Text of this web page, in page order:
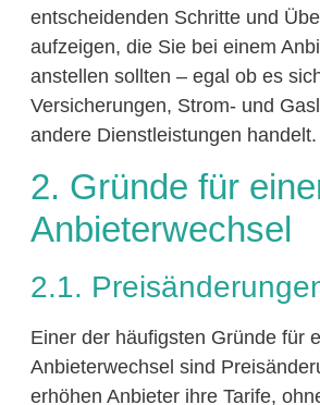
entscheidenden Schritte und
aufzeigen, die Sie bei einem
anstellen sollten – egal ob es
Versicherungen, Strom- und
andere Dienstleistungen handelt.
2. Gründe für
Anbieterwechsel
2.1.
Einer der häufigsten Gründe für
Anbieterwechsel sind
erhöhen Anbieter ihre Tarife,